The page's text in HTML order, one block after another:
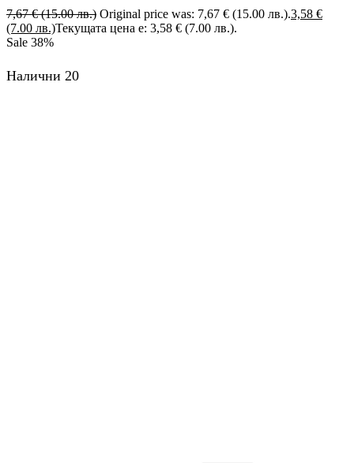
7,67€ (15.00 лв.) Original price was: 7,67 € (15.00 лв.).3,58 €
(7.00 лв.)Текущата цена е: 3,58 € (7.00 лв.).
Sale 38%
Налични 20